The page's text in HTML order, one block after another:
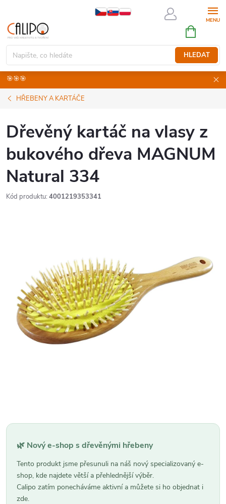
obsah
HLEDAT
NÁKUPNÍ
KOŠÍK
🎯🎯🎯
HŘEBENY A KARTÁČE
Dřevěný kartáč na vlasy z
bukového dřeva MAGNUM
Natural 334
Kód produktu: 4001219353341
🌿 Nový e-shop s dřevěnými hřebeny
Tento produkt jsme přesunuli na náš nový specializovaný e-
shop, kde najdete větší a přehlednější výběr.
Calipo zatím ponecháváme aktivní a můžete si ho objednat i
zde.